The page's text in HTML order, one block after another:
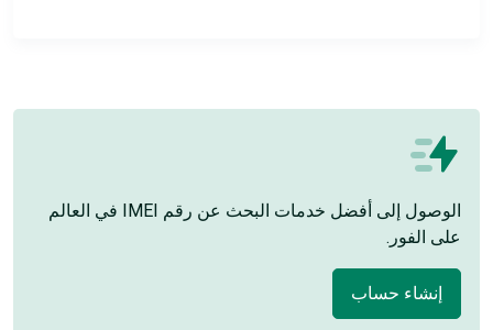
الوصول إلى أفضل خدمات البحث عن رقم IMEI في العالم
على الفور.
إنشاء حساب